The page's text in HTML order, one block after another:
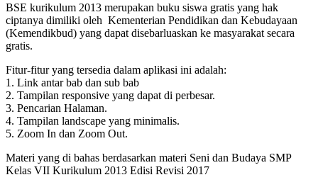
BSE kurikulum 2013 merupakan buku siswa gratis yang hak
ciptanya dimiliki oleh Kementerian Pendidikan dan Kebudayaan
(Kemendikbud) yang dapat disebarluaskan ke masyarakat secara
gratis.
Fitur-fitur yang tersedia dalam aplikasi ini adalah:
1. Link antar bab dan sub bab
2. Tampilan responsive yang dapat di perbesar.
3. Pencarian Halaman.
4. Tampilan landscape yang minimalis.
5. Zoom In dan Zoom Out.
Materi yang di bahas berdasarkan materi Seni dan Budaya SMP
Kelas VII Kurikulum 2013 Edisi Revisi 2017